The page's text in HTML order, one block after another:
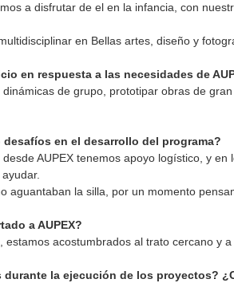
a disfrutar de el en la infancia, con
en Bellas artes, diseño y
en respuesta a las necesidades de
de grupo, prototipar obras de
en el desarrollo del programa?
AUPEX tenemos apoyo logístico, y
la silla, por un momento
a AUPEX?
acostumbrados al trato cercano y
la ejecución de los proyectos?